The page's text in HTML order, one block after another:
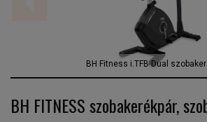
BH Fitness i.TFB Dual
BH FITNESS szobakerékpár,